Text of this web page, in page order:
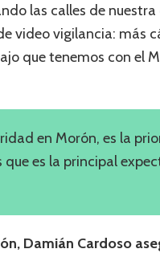
las calles de
video vigilancia: más
que tenemos con el
en Morón, es la
es la principal
Damián Cardoso